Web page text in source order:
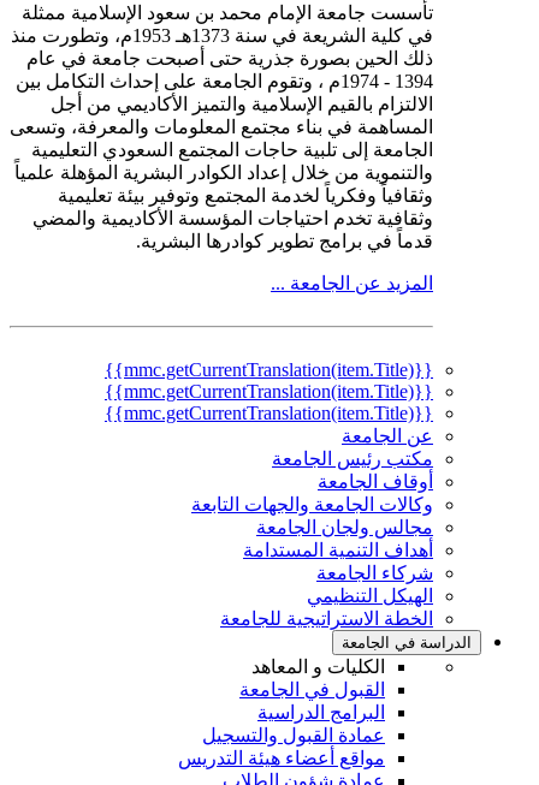
تأسست جامعة الإمام محمد بن سعود الإسلامية ممثلة
في كلية الشريعة في سنة 1373هـ 1953م، وتطورت منذ
ذلك الحين بصورة جذرية حتى أصبحت جامعة في عام
1394 - 1974م ، وتقوم الجامعة على إحداث التكامل بين
الالتزام بالقيم الإسلامية والتميز الأكاديمي من أجل
المساهمة في بناء مجتمع المعلومات والمعرفة، وتسعى
الجامعة إلى تلبية حاجات المجتمع السعودي التعليمية
والتنموية من خلال إعداد الكوادر البشرية المؤهلة علمياً
وثقافياً وفكرياً لخدمة المجتمع وتوفير بيئة تعليمية
وثقافية تخدم احتياجات المؤسسة الأكاديمية والمضي
قدماً في برامج تطوير كوادرها البشرية.
المزيد عن الجامعة ...
{{mmc.getCurrentTranslation(item.Title)}}
{{mmc.getCurrentTranslation(item.Title)}}
{{mmc.getCurrentTranslation(item.Title)}}
عن الجامعة
مكتب رئيس الجامعة
أوقاف الجامعة
وكالات الجامعة والجهات التابعة
مجالس ولجان الجامعة
أهداف التنمية المستدامة
شركاء الجامعة
الهيكل التنظيمي
الخطة الاستراتيجية للجامعة
الدراسة في الجامعة
الكليات و المعاهد
القبول في الجامعة
البرامج الدراسية
عمادة القبول والتسجيل
مواقع أعضاء هيئة التدريس
عمادة شؤون الطلاب